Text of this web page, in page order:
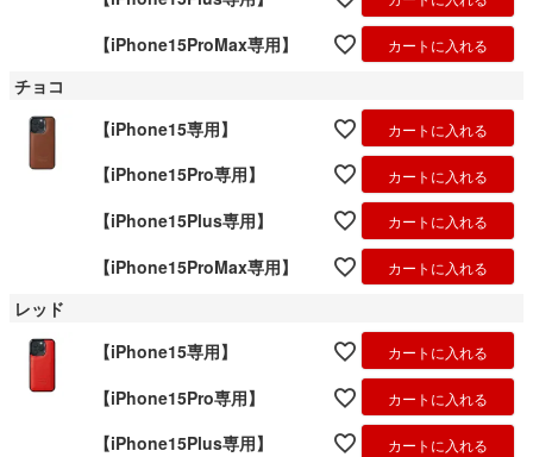
【iPhone15ProMax専用】 カートに入れる
チョコ
【iPhone15専用】
カートに入れる
【iPhone15Pro専用】 カートに入れる
【iPhone15Plus専用】 カートに入れる
【iPhone15ProMax専用】 カートに入れる
レッド
【iPhone15専用】
カートに入れる
【iPhone15Pro専用】 カートに入れる
【iPhone15Plus専用】 カートに入れる